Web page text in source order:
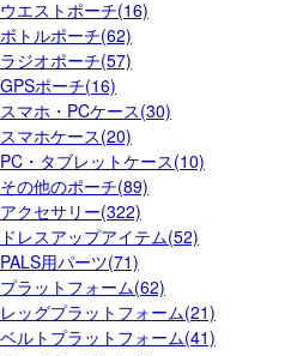
ウエストポーチ(16)
ボトルポーチ(62)
ラジオポーチ(57)
GPSポーチ(16)
スマホ・PCケース(30)
スマホケース(20)
PC・タブレットケース(10)
その他のポーチ(89)
アクセサリー(322)
ドレスアップアイテム(52)
PALS用パーツ(71)
プラットフォーム(62)
レッグプラットフォーム(21)
ベルトプラットフォーム(41)